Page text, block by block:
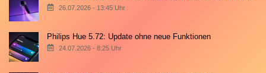
26.07.2026 - 13:45 Uhr
Philips Hue 5.72: Update ohne neue Funktionen
24.07.2026 - 8:25 Uhr